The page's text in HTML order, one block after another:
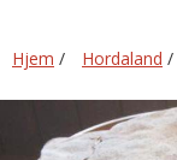
Hjem / Hordaland /